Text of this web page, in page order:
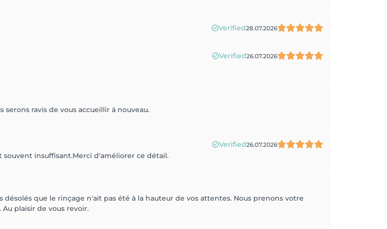
Verified28.07.2026
Verified26.07.2026
ravis de vous accueillir á nouveau.
Verified26.07.2026
insuffisant.Merci d'améliorer ce détail.
que le rinçage n'ait pas été à la hauteur de vos attentes. Nous prenons votre
plaisir de vous revoir.